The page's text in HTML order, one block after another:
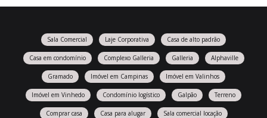
Sala Comercial Laje Corporativa Casa de alto padrão
Casa em condomínio Complexo Galleria Galleria Alphaville
Gramado Imóvel em Campinas Imóvel em Valinhos
Imóvel em Vinhedo Condomínio logístico Galpão Terreno
Comprar casa Casa para alugar Sala comercial locação